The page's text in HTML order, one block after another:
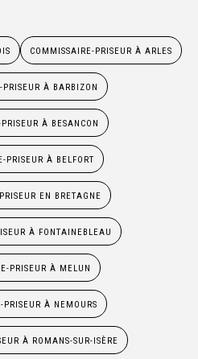
COMMISSAIRE-PRISEUR À ARLES
PRISEUR À BARBIZON
À BESANCON
PRISEUR À BELFORT
EN BRETAGNE
À FONTAINEBLEAU
PRISEUR À MELUN
PRISEUR À NEMOURS
À ROMANS-SUR-ISÈRE